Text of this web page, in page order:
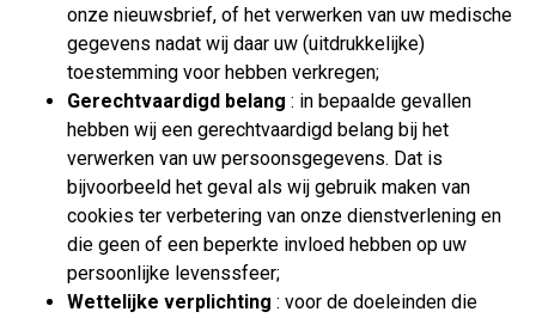
onze nieuwsbrief, of het verwerken van uw medische
gegevens nadat wij daar uw (uitdrukkelijke)
toestemming voor hebben verkregen;
Gerechtvaardigd belang : in bepaalde gevallen
hebben wij een gerechtvaardigd belang bij het
verwerken van uw persoonsgegevens. Dat is
bijvoorbeeld het geval als wij gebruik maken van
cookies ter verbetering van onze dienstverlening en
die geen of een beperkte invloed hebben op uw
persoonlijke levenssfeer;
Wettelijke verplichting : voor de doeleinden die